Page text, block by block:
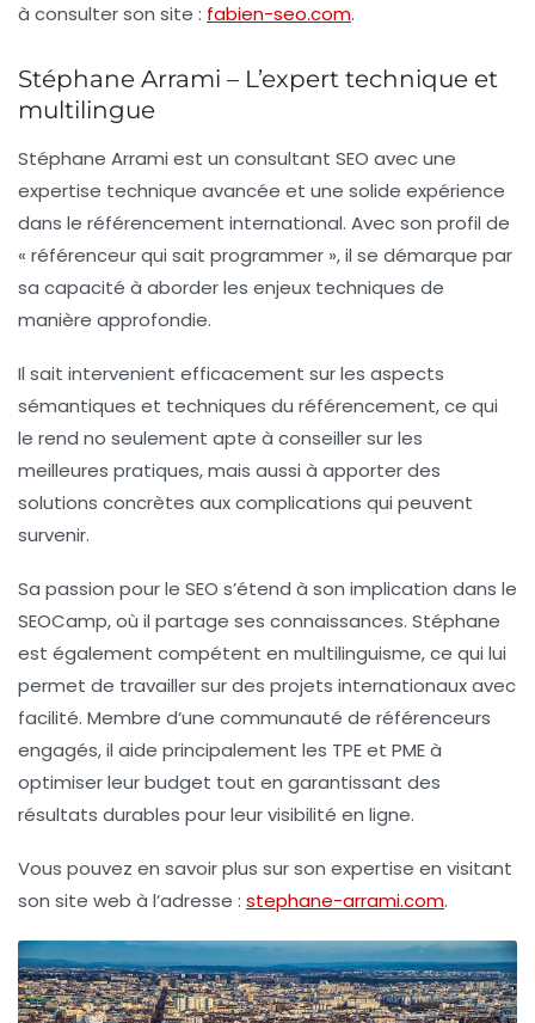
à consulter son site : fabien-seo.com.
Stéphane Arrami – L’expert technique et
multilingue
Stéphane Arrami est un consultant SEO avec une
expertise technique avancée et une solide expérience
dans le référencement international. Avec son profil de
« référenceur qui sait programmer », il se démarque par
sa capacité à aborder les enjeux techniques de
manière approfondie.
Il sait intervenient efficacement sur les aspects
sémantiques et techniques du référencement, ce qui
le rend no seulement apte à conseiller sur les
meilleures pratiques, mais aussi à apporter des
solutions concrètes aux complications qui peuvent
survenir.
Sa passion pour le SEO s’étend à son implication dans le
SEOCamp, où il partage ses connaissances. Stéphane
est également compétent en multilinguisme, ce qui lui
permet de travailler sur des projets internationaux avec
facilité. Membre d’une communauté de référenceurs
engagés, il aide principalement les TPE et PMEà
optimiser leur budget tout en garantissant des
résultats durables pour leur visibilité en ligne.
Vous pouvez en savoir plus sur son expertise en visitant
son site web à l’adresse : stephane-arrami.com.